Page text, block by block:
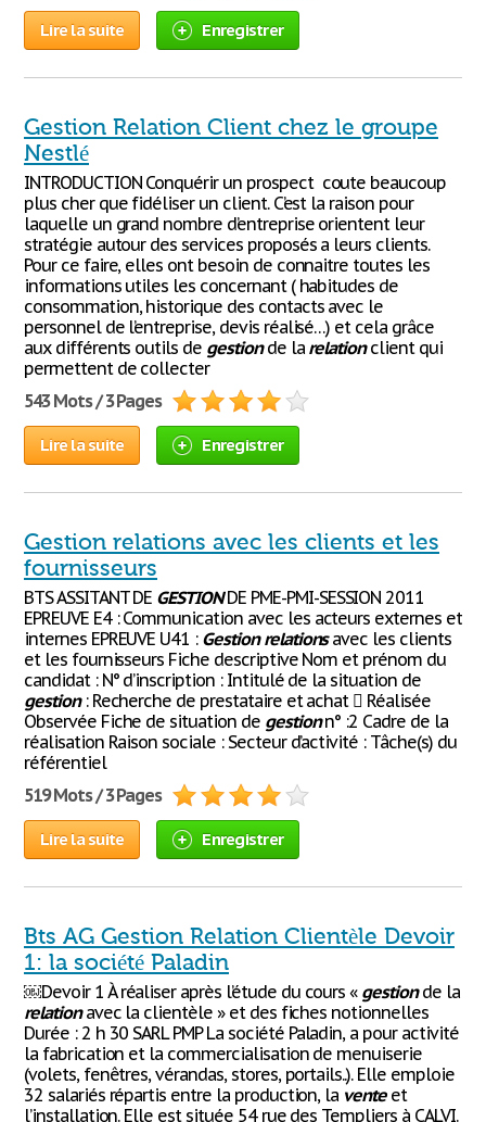
Lire la suite Enregistrer
Gestion Relation Client chez le groupe
Nestlé
INTRODUCTION Conquérir un prospect coute beaucoup
plus cher que fidéliser un client. C’est la raison pour
laquelle un grand nombre d’entreprise orientent leur
stratégie autour des services proposés a leurs clients.
Pour ce faire, elles ont besoin de connaitre toutes les
informations utiles les concernant ( habitudes de
consommation, historique des contacts avec le
personnel de l’entreprise, devis réalisé…) et cela grâce
aux différents outils de gestionde la relationclient qui
permettent de collecter
543 Mots / 3 Pages
Lire la suite Enregistrer
Gestion relations avec les clients et les
fournisseurs
BTS ASSITANT DE GESTIONDE PME-PMI-SESSION 2011
EPREUVE E4 : Communication avec les acteurs externes et
internes EPREUVE U41 : Gestion relationsavec les clients
et les fournisseurs Fiche descriptive Nom et prénom du
candidat : N° d’inscription : Intitulé de la situation de
gestion: Recherche de prestataire et achat  Réalisée ⁯
Observée Fiche de situation de gestionn° :2 Cadre de la
réalisation Raison sociale : Secteur d’activité : Tâche(s) du
référentiel
519 Mots / 3 Pages
Lire la suite Enregistrer
Bts AG Gestion Relation Clientèle Devoir
1: la société Paladin
￼Devoir 1 À réaliser après l’étude du cours « gestionde la
relationavec la clientèle » et des fiches notionnelles
Durée : 2 h 30 SARL PMP La société Paladin, a pour activité
la fabrication et la commercialisation de menuiserie
(volets, fenêtres, vérandas, stores, portails..). Elle emploie
32 salariés répartis entre la production, la venteet
l’installation. Elle est située 54 rue des Templiers à CALVI.